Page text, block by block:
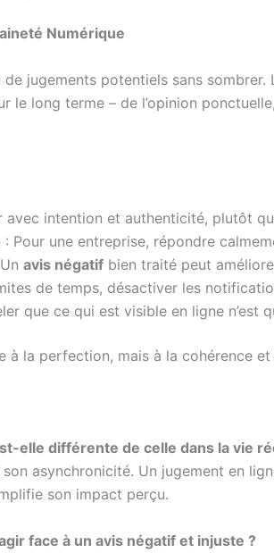
Numérique
jugements potentiels sans
le long terme – de l’opinion
avec intention et authenticité, plutôt
: Pour une entreprise, répondre
avis négatif bien traité peut
de temps, désactiver les
que ce qui est visible en ligne n’est
à la perfection, mais à la cohérence
elle différente de celle dans la vie
asynchronicité. Un jugement en
son impact perçu.
face à un avis négatif et injuste ?